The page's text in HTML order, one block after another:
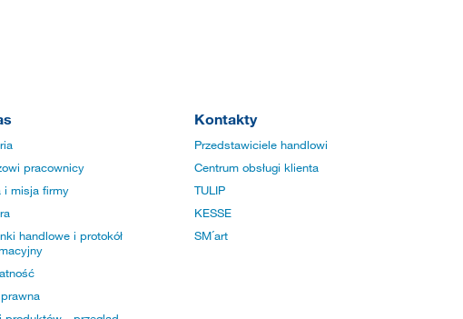
pracownicy
i misja firmy
handlowe i protokół
Kontakty
Przedstawiciele handlowi
Centrum obsługi klienta
TULIP
KESSE
SM´art